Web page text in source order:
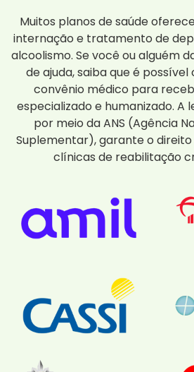
Muitos planos de saúde
internação e tratamento de
alcoolismo. Se você ou alguém
de ajuda, saiba que é
convênio médico para
especializado e humanizado. A
por meio da ANS (Agência
Suplementar), garante o
clínicas de reabilitação